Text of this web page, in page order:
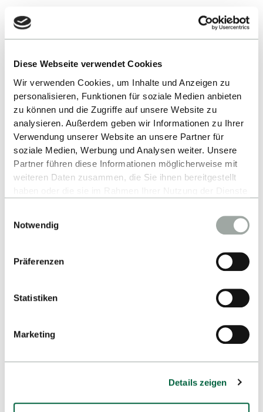
Diese Webseite verwendet Cookies
Wir verwenden Cookies, um Inhalte und Anzeigen zu
personalisieren, Funktionen für soziale Medien anbieten
zu können und die Zugriffe auf unsere Website zu
analysieren. Außerdem geben wir Informationen zu Ihrer
Verwendung unserer Website an unsere Partner für
soziale Medien, Werbung und Analysen weiter. Unsere
Partner führen diese Informationen möglicherweise mit
weiteren Daten zusammen, die Sie ihnen bereitgestellt
Alles zum Thema Cookies und personenbezogene
Datenverarbeitung entnehmen Sie unserer
Notwendig
Präferenzen
Statistiken
Marketing
Details zeigen